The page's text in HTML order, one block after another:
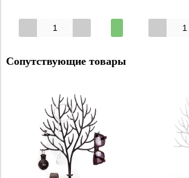
Сопутствующие товары